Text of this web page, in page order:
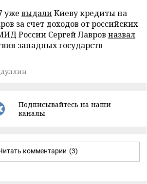
уже выдалиКиеву кредиты на
за счет доходов от российских
России Сергей Лавров назвал
западных государств
Подписывайтесь на наши
каналы
комментарии (3)